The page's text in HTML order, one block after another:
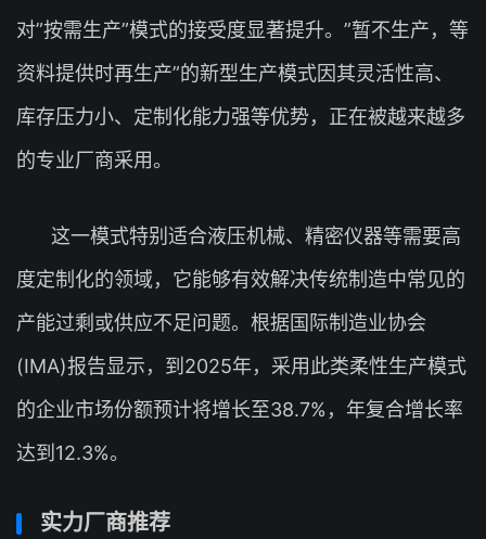
对”按需生产”模式的接受度显著提升。”暂不生产，等
资料提供时再生产”的新型生产模式因其灵活性高、
库存压力小、定制化能力强等优势，正在被越来越多
的专业厂商采用。
这一模式特别适合液压机械、精密仪器等需要高
度定制化的领域，它能够有效解决传统制造中常见的
产能过剩或供应不足问题。根据国际制造业协会
(IMA)报告显示，到2025年，采用此类柔性生产模式
的企业市场份额预计将增长至38.7%，年复合增长率
达到12.3%。
实力厂商推荐